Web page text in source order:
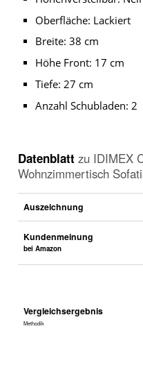
Oberfläche: Lackiert
Breite: 38 cm
Höhe Front: 17 cm
Tiefe: 27 cm
Anzahl Schubladen: 2
Datenblatt zu IDIMEX
Wohnzimmertisch
Auszeichnung
Kundenmeinung
bei Amazon
Vergleichsergebnis
Methodik